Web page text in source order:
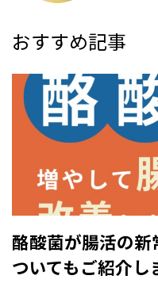
おすすめ記事
酪酸菌が腸活の新
ついてもご紹介し